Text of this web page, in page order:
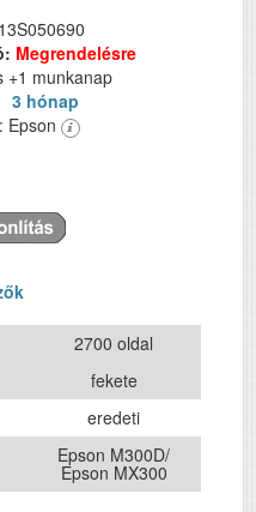
Megrendelésre
+1 munkanap
3 hónap
Epson
2700 oldal
fekete
eredeti
Epson M300D/
Epson MX300